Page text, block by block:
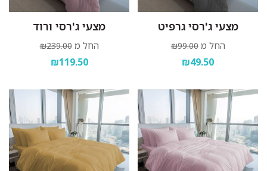
מצעי ג'רסי גרפיט
החל מ ₪99.00
₪49.50
מצעי ג'רסי ורוד
החל מ ₪239.00
₪119.50